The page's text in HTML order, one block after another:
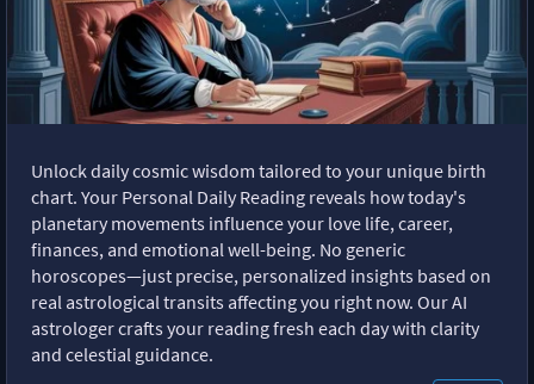
Unlock daily cosmic wisdom tailored to your unique birth
chart. Your Personal Daily Reading reveals how today's
planetary movements influence your love life, career,
finances, and emotional well-being. No generic
horoscopes—just precise, personalized insights based on
real astrological transits affecting you right now. Our AI
astrologer crafts your reading fresh each day with clarity
and celestial guidance.